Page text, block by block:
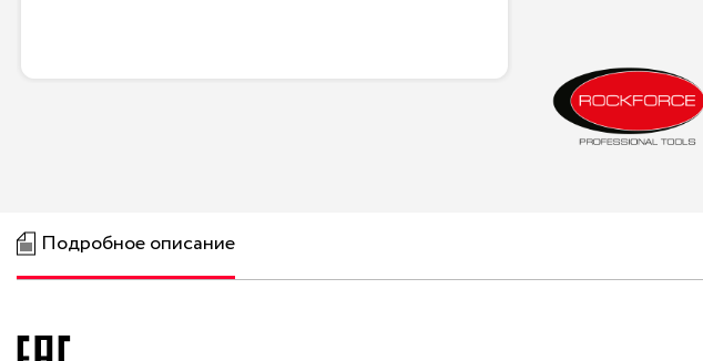
Подробное описание